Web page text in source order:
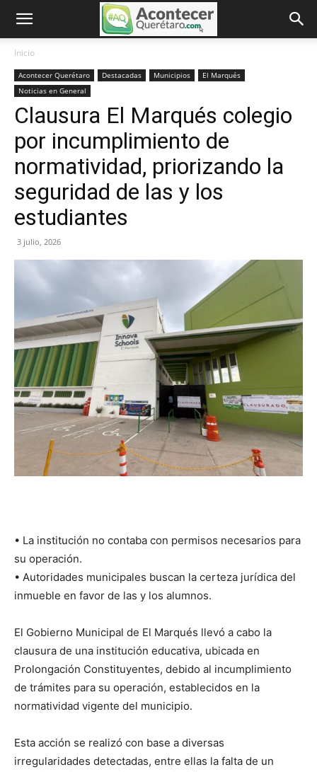
Inicio
Acontecer Querétaro Destacadas Municipios
El Marqués
Noticias en General
Clausura El Marqués colegio
por incumplimiento de
normatividad, priorizando la
seguridad de las y los
estudiantes
3 julio, 2026
• La institución no contaba con permisos necesarios para
su operación.
• Autoridades municipales buscan la certeza jurídica del
inmueble en favor de las y los alumnos.
El Gobierno Municipal de El Marqués llevó a cabo la
clausura de una institución educativa, ubicada en
Prolongación Constituyentes, debido al incumplimiento
de trámites para su operación, establecidos en la
normatividad vigente del municipio.
Esta acción se realizó con base a diversas
irregularidades detectadas, entre ellas la falta de un